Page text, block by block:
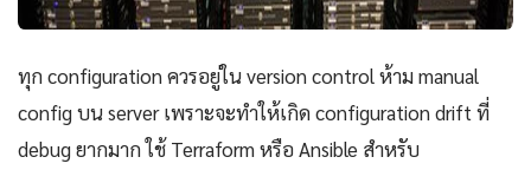
ทุก configuration ควรอยู่ใน version control ห้าม manual
config บน server เพราะจะทำให้เกิด configuration drift ที่
debug ยากมาก ใช้ Terraform หรือ Ansible สำหรับ